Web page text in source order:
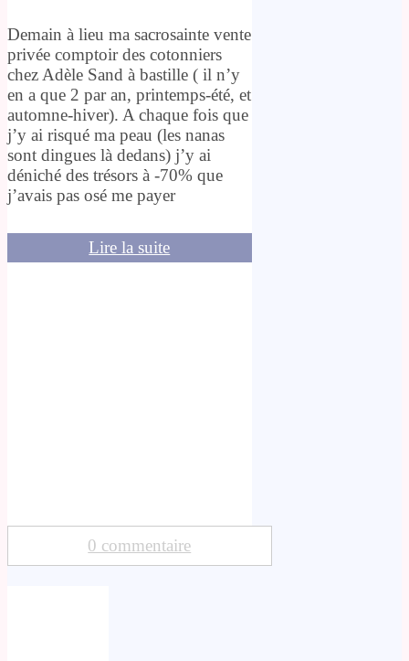
Demain à lieu ma sacrosainte vente
privée comptoir des cotonniers
chez Adèle Sand à bastille ( il n’y
en a que 2 par an, printemps-été, et
automne-hiver). A chaque fois que
j’y ai risqué ma peau (les nanas
sont dingues là dedans) j’y ai
déniché des trésors à -70% que
j’avais pas osé me payer
Lire la suite
0 commentaire